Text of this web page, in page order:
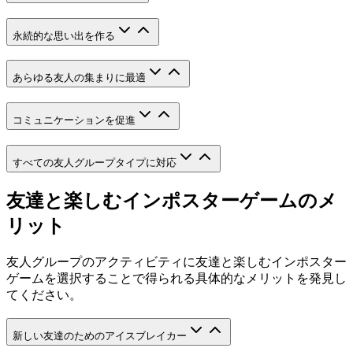
永続的な思い出を作る
あらゆる友人の集まりに最適
コミュニケーションを促進
すべての友人グループタイプに対応
友達と楽しむインポスターゲームのメ
リット
友人グループのアクティビティに友達と楽しむインポスター
ゲームを選択することで得られる具体的なメリットを発見し
てください。
新しい友達のためのアイスブレイカー